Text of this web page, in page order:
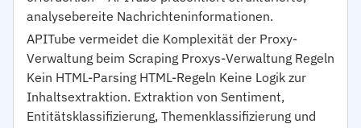
analysebereite Nachrichteninformationen.
APITube vermeidet die Komplexität der Proxy-
Verwaltung beim Scraping Proxys-Verwaltung Regeln
Kein HTML-Parsing HTML-Regeln Keine Logik zur
Inhaltsextraktion. Extraktion von Sentiment,
Entitätsklassifizierung, Themenklassifizierung und